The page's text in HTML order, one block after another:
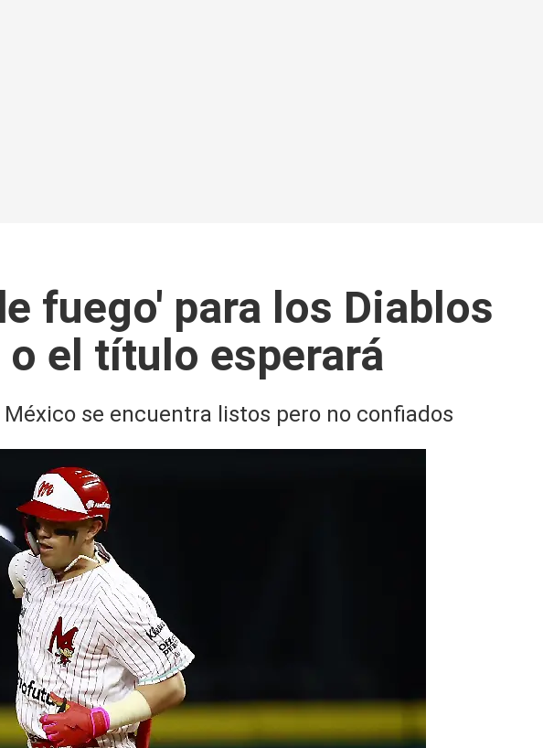
fuego' para los Diablos
o el título esperará
se encuentra listos pero no confiados